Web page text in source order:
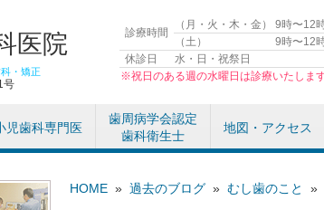
医院
・矯正
号
診療時間
（月・火・木・金）
9時〜12
（土）
9時〜12
休診日
水・日・祝祭日
※祝日のある週の水曜日は診療いたします
児歯科専門医
歯周病学会認定
歯科衛生士
地図・アクセス
HOME » 過去のブログ » むし歯のこと »